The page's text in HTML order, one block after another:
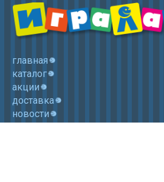
главная
каталог
акции
доставка
новости